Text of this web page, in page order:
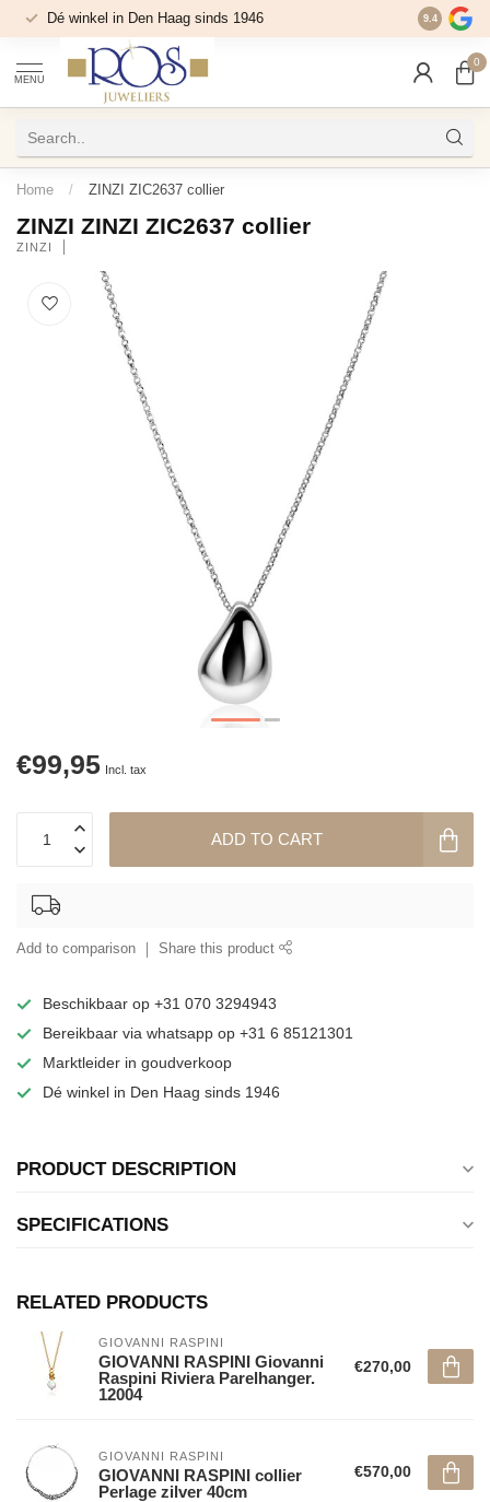
Dé winkel in Den Haag sinds 1946 9.4
MENU
0
Home / ZINZI ZIC2637 collier
ZINZI ZINZI ZIC2637 collier
ZINZI
€99,95 Incl. tax
ADD TO CART
Add to comparison Share this product
Beschikbaar op +31 070 3294943
Bereikbaar via whatsapp op +31 6 85121301
Marktleider in goudverkoop
Dé winkel in Den Haag sinds 1946
PRODUCT DESCRIPTION
SPECIFICATIONS
RELATED PRODUCTS
GIOVANNI RASPINI
GIOVANNI RASPINI Giovanni
Raspini Riviera Parelhanger.
12004
€270,00
GIOVANNI RASPINI
GIOVANNI RASPINI collier
Perlage zilver 40cm
€570,00